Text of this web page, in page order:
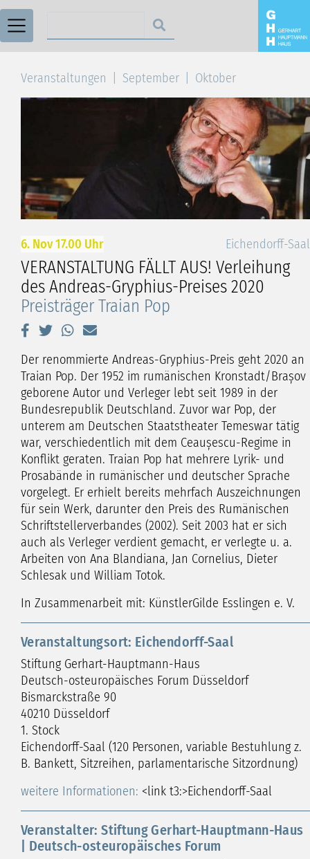
Veranstaltungen September Oktober
6. Nov 17.00 Uhr Eichendorff-Saal
VERANSTALTUNG FÄLLT AUS! Verleihung
des Andreas-Gryphius-Preises 2020
Preisträger Traian Pop
Der renommierte Andreas-Gryphius-Preis geht 2020 an
Traian Pop. Der 1952 im rumänischen Kronstadt/Brașov
geborene Autor und Verleger lebt seit 1989 in der
Bundesrepublik Deutschland. Zuvor war Pop, der
unterem am Deutschen Staatstheater Temeswar tätig
war, verschiedentlich mit dem Ceaușescu-Regime in
Konflikt geraten. Traian Pop hat mehrere Lyrik- und
Prosabände in rumänischer und deutscher Sprache
vorgelegt. Er erhielt bereits mehrfach Auszeichnungen
für sein Werk, darunter den Preis des Rumänischen
Schriftstellerverbandes (2002). Seit 2003 hat er sich
auch als Verleger verdient gemacht, er verlegte u. a.
Arbeiten von Ana Blandiana, Jan Cornelius, Dieter
Schlesak und William Totok.
In Zusammenarbeit mit: KünstlerGilde Esslingen e. V.
Veranstaltungsort: Eichendorff-Saal
Stiftung Gerhart-Hauptmann-Haus
Deutsch-osteuropäisches Forum Düsseldorf
Bismarckstraße 90
40210 Düsseldorf
1. Stock
Eichendorff-Saal (120 Personen, variable Bestuhlung z.
B. Bankett, Sitzreihen, parlamentarische Sitzordnung)
weitere Informationen: <link t3:>Eichendorff-Saal
Veranstalter: Stiftung Gerhart-Hauptmann-Haus
| Deutsch-osteuropäisches Forum